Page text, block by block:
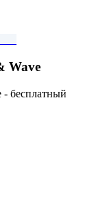
Wave
- бесплатный